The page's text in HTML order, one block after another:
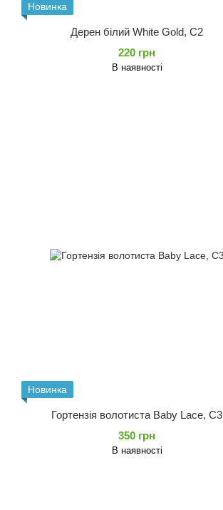
Новинка
Дерен білий White Gold, С2
220 грн
В наявності
Новинка
Гортензія волотиста Baby Lace, C3
350 грн
В наявності